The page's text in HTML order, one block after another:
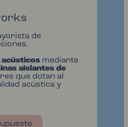
de
mediante
aislantes de
que dotan al
acústica y